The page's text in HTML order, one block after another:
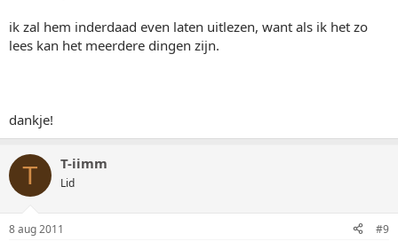
ik zal hem inderdaad even laten uitlezen, want als ik het zo
lees kan het meerdere dingen zijn.
dankje!
T T-iimm
Lid
8 aug 2011 #9